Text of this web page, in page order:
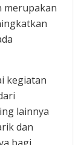
merupakan
kegiatan
lainnya
dan